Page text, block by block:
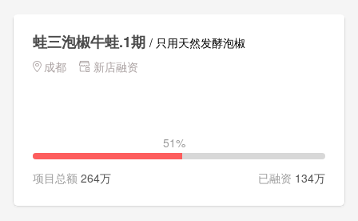
蛙三泡椒牛蛙.1期 / 只用天然发酵泡椒
成都
新店融资
51%
项目总额 264万 已融资 134万